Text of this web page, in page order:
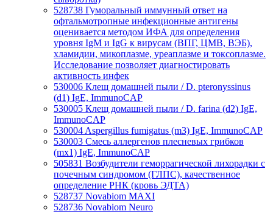
528738 Гуморальный иммунный ответ на
офтальмотропные инфекционные антигены
оценивается методом ИФА для определения
уровня IgM и IgG к вирусам (ВПГ, ЦМВ, ВЭБ),
хламидии, микоплазме, уреаплазме и токсоплазме.
Исследование позволяет диагностировать
активность инфек
530006 Клещ домашней пыли / D. pterоnyssinus
(d1) IgE, ImmunoCAP
530005 Клещ домашней пыли / D. farina (d2) IgE,
ImmunoCAP
530004 Aspergillus fumigatus (m3) IgE, ImmunoCAP
530003 Смесь аллергенов плесневых грибков
(mx1) IgE, ImmunoCAP
505831 Возбудители геморрагической лихорадки с
почечным синдромом (ГЛПС), качественное
определение РНК (кровь ЭДТА)
528737 Novabiom MAXI
528736 Novabiom Neuro